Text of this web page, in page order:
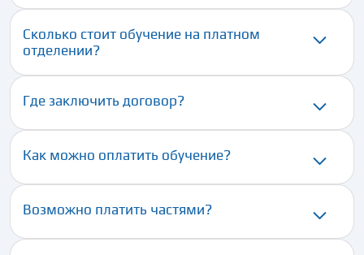
Сколько стоит обучение на платном
отделении?
Где заключить договор?
Как можно оплатить обучение?
Возможно платить частями?